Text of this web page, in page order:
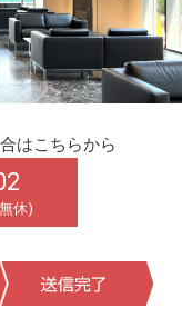
はこちらから
休)